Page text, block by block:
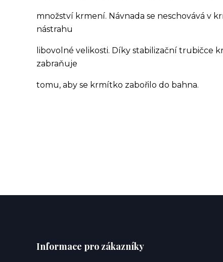
množství krmení. Návnada se neschovává v
nástrahu
libovolné velikosti. Díky stabilizační trubičce
zabraňuje
tomu, aby se krmítko zabořilo do bahna.
Informace pro zákazníky